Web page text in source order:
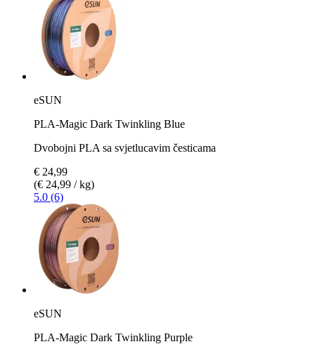
eSUN
PLA-Magic Dark Twinkling Blue
Dvobojni PLA sa svjetlucavim česticama
€ 24,99
(€ 24,99 / kg)
5.0 (6)
eSUN
PLA-Magic Dark Twinkling Purple